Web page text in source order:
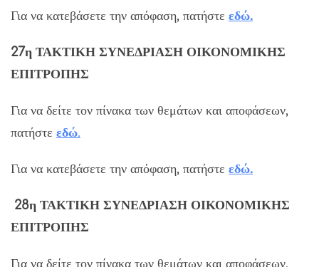
Για να κατεβάσετε την απόφαση, πατήστε εδώ.
27η ΤΑΚΤΙΚΗ ΣΥΝΕΔΡΙΑΣΗ ΟΙΚΟΝΟΜΙΚΗΣ
ΕΠΙΤΡΟΠΗΣ
Για να δείτε τον πίνακα των θεμάτων και αποφάσεων,
πατήστε εδώ.
Για να κατεβάσετε την απόφαση, πατήστε εδώ.
28η ΤΑΚΤΙΚΗ ΣΥΝΕΔΡΙΑΣΗ ΟΙΚΟΝΟΜΙΚΗΣ
ΕΠΙΤΡΟΠΗΣ
Για να δείτε τον πίνακα των θεμάτων και αποφάσεων,